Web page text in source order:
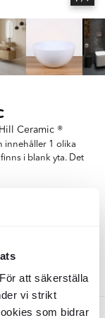
att säkerställa
vi strikt
som bidrar
Ceramic ®
innehåller 1 olika
i blank yta. Det